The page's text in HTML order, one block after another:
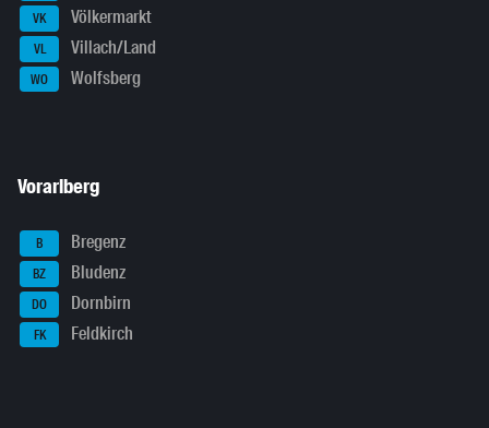
VK Völkermarkt
VL Villach/Land
WO Wolfsberg
Vorarlberg
B Bregenz
BZ Bludenz
DO Dornbirn
FK Feldkirch